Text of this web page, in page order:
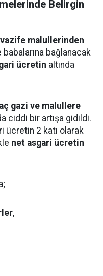
Belirgin
vazife malullerinden
babalarına bağlanacak
ücretin altında
gazi ve malullere
ciddi bir artışa gidildi.
ücretin 2 katı olarak
net asgari ücretin
,